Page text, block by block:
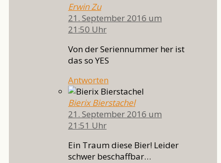
Erwin Zu
21. September 2016 um
21:50 Uhr
Von der Seriennummer her ist
das so YES
Antworten
Bierix Bierstachel
21. September 2016 um
21:51 Uhr
Ein Traum diese Bier! Leider
schwer beschaffbar…